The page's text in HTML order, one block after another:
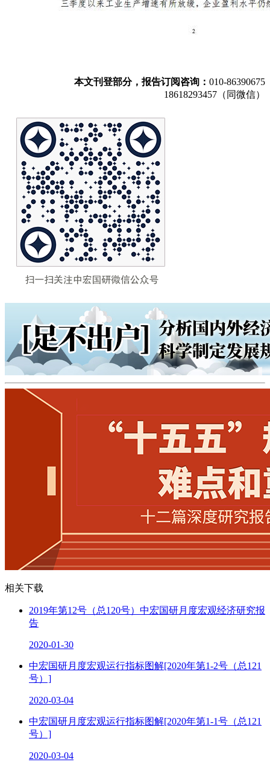
本文刊登部分，报告订阅咨询： 010-86390675
18618293457（同微信）
相关下载
2019年第12号（总120号）中宏国研月度宏观经济研究报
告
2020-01-30
中宏国研月度宏观运行指标图解[2020年第1-2号（总121
号）]
2020-03-04
中宏国研月度宏观运行指标图解[2020年第1-1号（总121
号）]
2020-03-04